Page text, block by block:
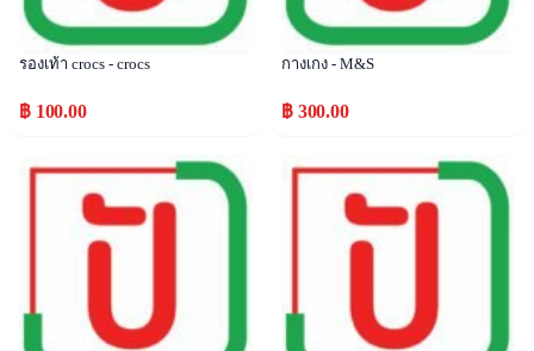
รองเท้า crocs - crocs
฿ 100.00
กางเกง - M&S
฿ 300.00
Popular Popular